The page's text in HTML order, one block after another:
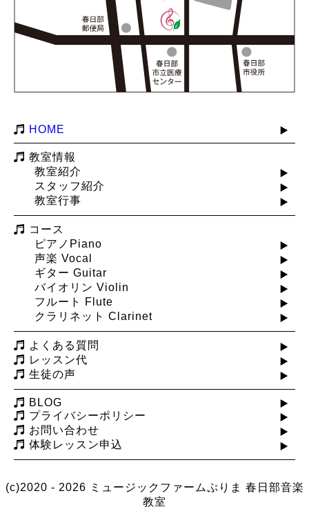
HOME
教室情報
教室紹介
スタッフ紹介
教室行事
コース
ピアノPiano
声楽 Vocal
ギター Guitar
バイオリン Violin
フルート Flute
クラリネット Clarinet
よくある質問
レッスン代
生徒の声
BLOG
プライバシーポリシー
お問い合わせ
体験レッスン申込
(c)2020 - 2026 ミュージックファームぷりま 春日部音楽
教室